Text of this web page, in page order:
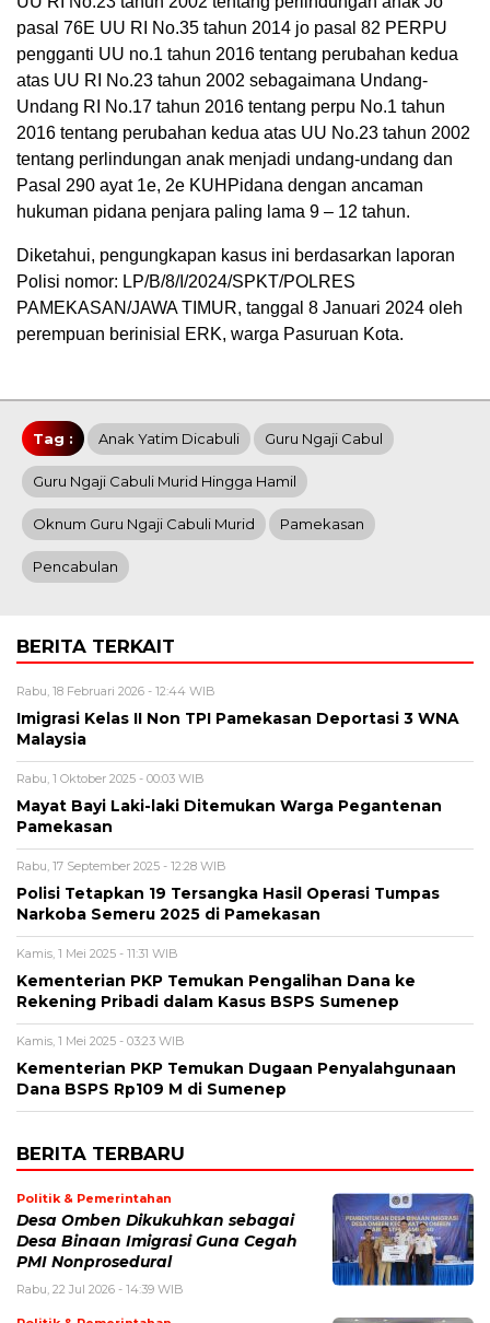
pasal 76E UU RI No.35 tahun 2014 jo pasal 82 PERPU
pengganti UU no.1 tahun 2016 tentang perubahan kedua
atas UU RI No.23 tahun 2002 sebagaimana Undang-
Undang RI No.17 tahun 2016 tentang perpu No.1 tahun
2016 tentang perubahan kedua atas UU No.23 tahun 2002
tentang perlindungan anak menjadi undang-undang dan
Pasal 290 ayat 1e, 2e KUHPidana dengan ancaman
hukuman pidana penjara paling lama 9 – 12 tahun.
Diketahui, pengungkapan kasus ini berdasarkan laporan
Polisi nomor: LP/B/8/I/2024/SPKT/POLRES
PAMEKASAN/JAWA TIMUR, tanggal 8 Januari 2024 oleh
perempuan berinisial ERK, warga Pasuruan Kota.
Tag : Anak Yatim Dicabuli Guru Ngaji Cabul
Guru Ngaji Cabuli Murid Hingga Hamil
Oknum Guru Ngaji Cabuli Murid Pamekasan
Pencabulan
BERITA TERKAIT
Rabu, 18 Februari 2026 - 12:44 WIB
Imigrasi Kelas II Non TPI Pamekasan Deportasi 3 WNA
Malaysia
Rabu, 1 Oktober 2025 - 00:03 WIB
Mayat Bayi Laki-laki Ditemukan Warga Pegantenan
Pamekasan
Rabu, 17 September 2025 - 12:28 WIB
Polisi Tetapkan 19 Tersangka Hasil Operasi Tumpas
Narkoba Semeru 2025 di Pamekasan
Kamis, 1 Mei 2025 - 11:31 WIB
Kementerian PKP Temukan Pengalihan Dana ke
Rekening Pribadi dalam Kasus BSPS Sumenep
Kamis, 1 Mei 2025 - 03:23 WIB
Kementerian PKP Temukan Dugaan Penyalahgunaan
Dana BSPS Rp109 M di Sumenep
BERITA TERBARU
Politik & Pemerintahan
Desa Omben Dikukuhkan sebagai
Desa Binaan Imigrasi Guna Cegah
PMI Nonprosedural
Rabu, 22 Jul 2026 - 14:39 WIB